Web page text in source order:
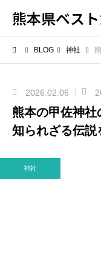
熊本県ベス
BLOG 神社 熊
2026.02.06
熊本の甲佐神
知られざる伝説
神社